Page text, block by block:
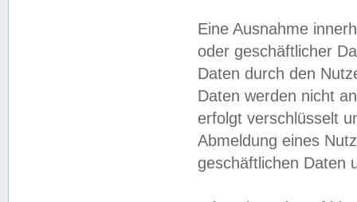
Eine Ausnahme
oder geschäftlicher
Daten durch den
Daten werden nicht
erfolgt verschlüsselt
Abmeldung eines
geschäftlichen Daten